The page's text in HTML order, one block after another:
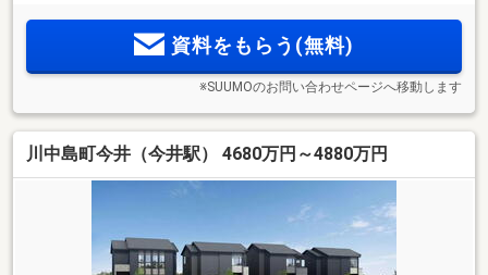
資料をもらう(無料)
※SUUMOのお問い合わせページへ移動します
川中島町今井（今井駅） 4680万円～4880万円